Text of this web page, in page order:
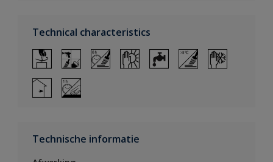
Technical characteristics
Technische informatie